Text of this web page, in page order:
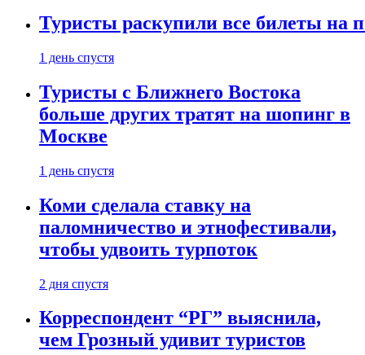
Туристы раскупили все билеты на
1 день спустя
Туристы с Ближнего Востока
больше других тратят на шопинг в
Москве
1 день спустя
Коми сделала ставку на
паломничество и этнофестивали,
чтобы удвоить турпоток
2 дня спустя
Корреспондент “РГ” выяснила,
чем Грозный удивит туристов